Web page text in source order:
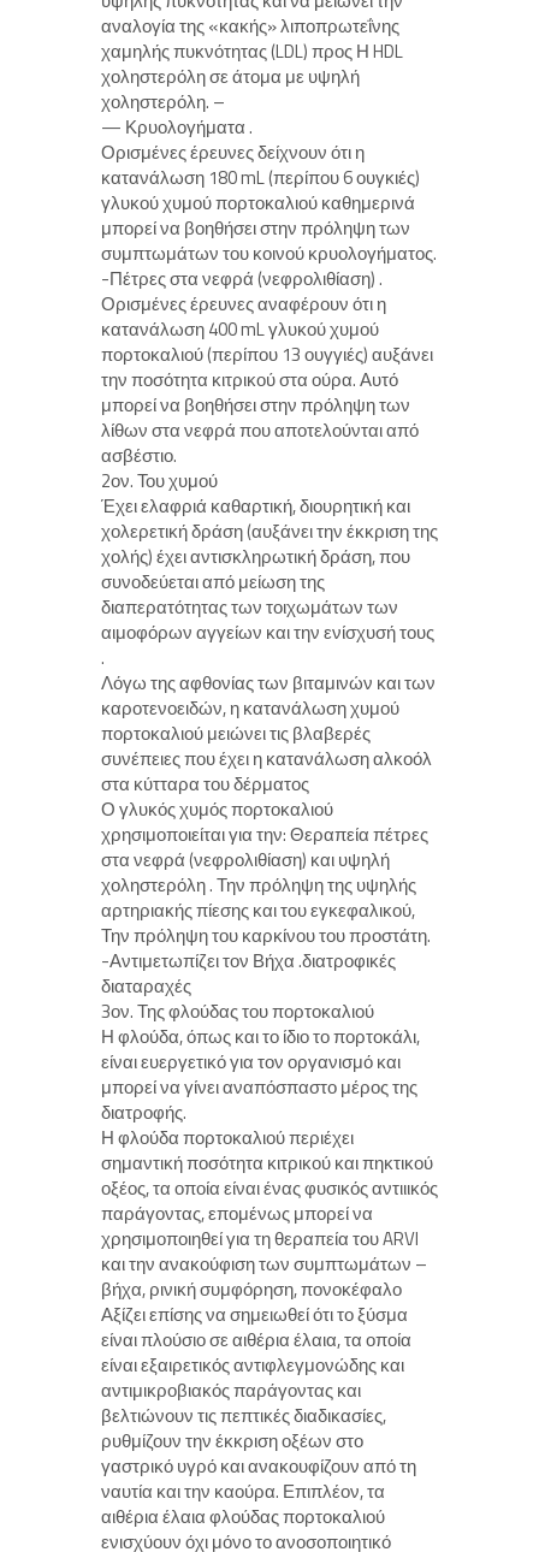
αναλογία της «κακής» λιποπρωτεΐνης
χαμηλής πυκνότητας (LDL) προς Η HDL
χοληστερόλη σε άτομα με υψηλή
χοληστερόλη. –
— Κρυολογήματα .
Ορισμένες έρευνες δείχνουν ότι η
κατανάλωση 180 mL (περίπου 6 ουγκιές)
γλυκού χυμού πορτοκαλιού καθημερινά
μπορεί να βοηθήσει στην πρόληψη των
συμπτωμάτων του κοινού κρυολογήματος.
-Πέτρες στα νεφρά (νεφρολιθίαση) .
Ορισμένες έρευνες αναφέρουν ότι η
κατανάλωση 400 mL γλυκού χυμού
πορτοκαλιού (περίπου 13 ουγγιές) αυξάνει
την ποσότητα κιτρικού στα ούρα. Αυτό
μπορεί να βοηθήσει στην πρόληψη των
λίθων στα νεφρά που αποτελούνται από
ασβέστιο.
2ον. Του χυμού
Έχει ελαφριά καθαρτική, διουρητική και
χολερετική δράση (αυξάνει την έκκριση της
χολής) έχει αντισκληρωτική δράση, που
συνοδεύεται από μείωση της
διαπερατότητας των τοιχωμάτων των
αιμοφόρων αγγείων και την ενίσχυσή τους
.
Λόγω της αφθονίας των βιταμινών και των
καροτενοειδών, η κατανάλωση χυμού
πορτοκαλιού μειώνει τις βλαβερές
συνέπειες που έχει η κατανάλωση αλκοόλ
στα κύτταρα του δέρματος
Ο γλυκός χυμός πορτοκαλιού
χρησιμοποιείται για την: Θεραπεία πέτρες
στα νεφρά (νεφρολιθίαση) και υψηλή
χοληστερόλη . Την πρόληψη της υψηλής
αρτηριακής πίεσης και του εγκεφαλικού,
Την πρόληψη του καρκίνου του προστάτη.
-Αντιμετωπίζει τον Βήχα .διατροφικές
διαταραχές
3ον. Της φλούδας του πορτοκαλιού
Η φλούδα, όπως και το ίδιο το πορτοκάλι,
είναι ευεργετικό για τον οργανισμό και
μπορεί να γίνει αναπόσπαστο μέρος της
διατροφής.
Η φλούδα πορτοκαλιού περιέχει
σημαντική ποσότητα κιτρικού και πηκτικού
οξέος, τα οποία είναι ένας φυσικός αντιιικός
παράγοντας, επομένως μπορεί να
χρησιμοποιηθεί για τη θεραπεία του ARVI
και την ανακούφιση των συμπτωμάτων –
βήχα, ρινική συμφόρηση, πονοκέφαλο
Αξίζει επίσης να σημειωθεί ότι το ξύσμα
είναι πλούσιο σε αιθέρια έλαια, τα οποία
είναι εξαιρετικός αντιφλεγμονώδης και
αντιμικροβιακός παράγοντας και
βελτιώνουν τις πεπτικές διαδικασίες,
ρυθμίζουν την έκκριση οξέων στο
γαστρικό υγρό και ανακουφίζουν από τη
ναυτία και την καούρα. Επιπλέον, τα
αιθέρια έλαια φλούδας πορτοκαλιού
ενισχύουν όχι μόνο το ανοσοποιητικό